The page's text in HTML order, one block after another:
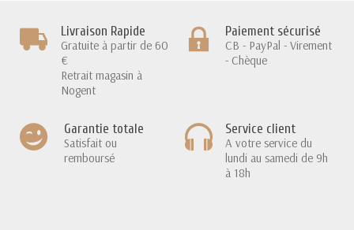
Livraison Rapide
Gratuite à partir de 60
€
Retrait magasin à
Nogent
Paiement sécurisé
CB - PayPal - Virement
- Chèque
Garantie totale
Satisfait ou
remboursé
Service client
A votre service du
lundi au samedi de 9h
à 18h